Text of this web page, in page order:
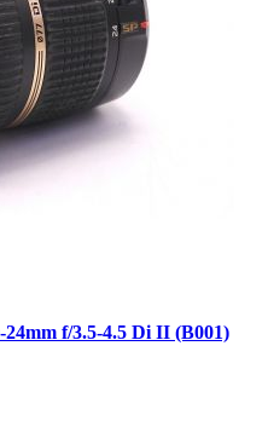
f/3.5-4.5 Di II (B001)